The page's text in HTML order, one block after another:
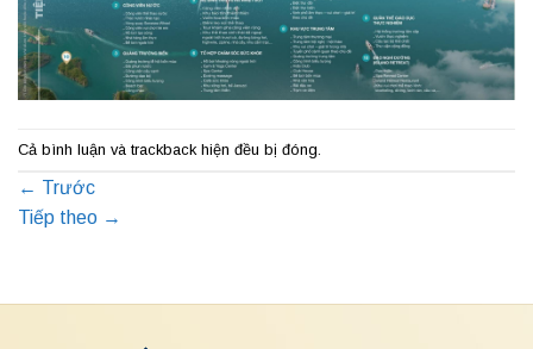
Cả bình luận và trackback hiện đều bị đóng.
← Trước
Tiếp theo →